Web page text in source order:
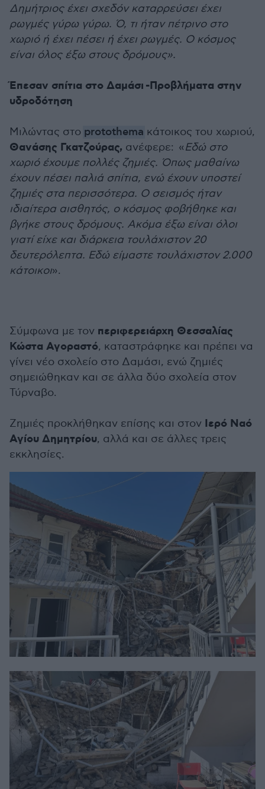
Δημήτριος έχει σχεδόν καταρρεύσει έχει
ρωγμές γύρω γύρω. Ό, τι ήταν πέτρινο στο
χωριό ή έχει πέσει ή έχει ρωγμές. Ο κόσμος
είναι όλος έξω στους δρόμους».
Έπεσαν σπίτια στο Δαμάσι -Προβλήματα στην
υδροδότηση
Μιλώντας στο protothema κάτοικος του χωριού,
Θανάσης Γκατζούρας, ανέφερε: «Εδώ στο
χωριό έχουμε πολλές ζημιές. Όπως μαθαίνω
έχουν πέσει παλιά σπίτια, ενώ έχουν υποστεί
ζημιές στα περισσότερα. Ο σεισμός ήταν
ιδιαίτερα αισθητός, ο κόσμος φοβήθηκε και
βγήκε στους δρόμους. Ακόμα έξω είναι όλοι
γιατί είχε και διάρκεια τουλάχιστον 20
δευτερόλεπτα. Εδώ είμαστε τουλάχιστον 2.000
κάτοικοι».
Σύμφωνα με τον περιφερειάρχη Θεσσαλίας
Κώστα Αγοραστό, καταστράφηκε και πρέπει να
γίνει νέο σχολείο στο Δαμάσι, ενώ ζημιές
σημειώθηκαν και σε άλλα δύο σχολεία στον
Τύρναβο.
Ζημιές προκλήθηκαν επίσης και στον Ιερό Ναό
Αγίου Δημητρίου, αλλά και σε άλλες τρεις
εκκλησίες.